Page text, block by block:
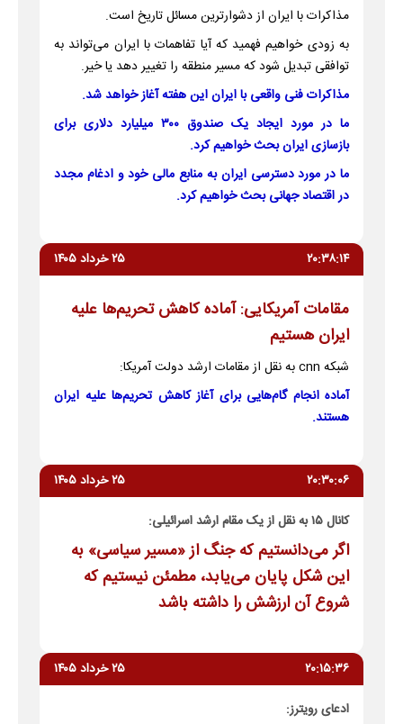
مذاکرات با ایران از دشوارترین مسائل تاریخ است.
به زودی خواهیم فهمید که آیا تفاهمات با ایران می‌تواند به
توافقی تبدیل شود که مسیر منطقه را تغییر دهد یا خیر.
مذاکرات فنی واقعی با ایران این هفته آغاز خواهد شد.
ما در مورد ایجاد یک صندوق ۳۰۰ میلیارد دلاری برای
بازسازی ایران بحث خواهیم کرد.
ما در مورد دسترسی ایران به منابع مالی خود و ادغام مجدد
در اقتصاد جهانی بحث خواهیم کرد.
۲۰:۳۸:۱۴ ۲۵ خرداد ۱۴۰۵
مقامات آمریکایی: آماده کاهش تحریم‌ها علیه
ایران هستیم
شبکه cnn به نقل از مقامات ارشد دولت آمریکا:
آماده انجام گام‌هایی برای آغاز کاهش تحریم‌ها علیه ایران
هستند.
۲۰:۳۰:۰۶ ۲۵ خرداد ۱۴۰۵
کانال ۱۵ به نقل از یک مقام ارشد اسرائیلی:
اگر می‌دانستیم که جنگ از «مسیر سیاسی» به
این شکل پایان می‌یابد، مطمئن نیستیم که
شروع آن ارزشش را داشته باشد
۲۰:۱۵:۳۶ ۲۵ خرداد ۱۴۰۵
ادعای رویترز: